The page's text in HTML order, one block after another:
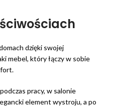
dzięki swojej
mebel, który łączy w sobie
pracy, w salonie
element wystroju, a po